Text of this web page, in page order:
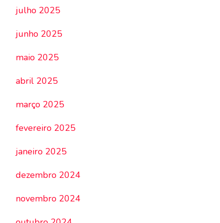
julho 2025
junho 2025
maio 2025
abril 2025
março 2025
fevereiro 2025
janeiro 2025
dezembro 2024
novembro 2024